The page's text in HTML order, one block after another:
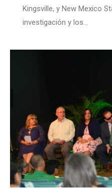
Kingsville, y New Mexico
investigación y los…